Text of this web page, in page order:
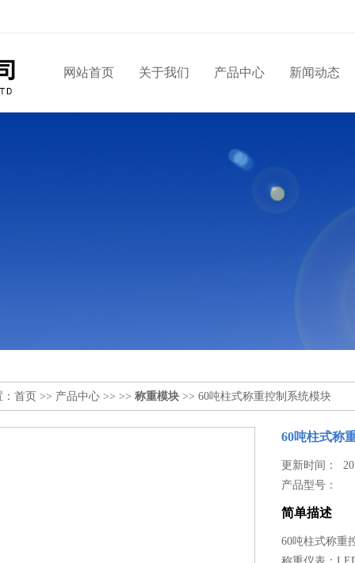
网站首页 关于我们 产品中心 新闻动态
首页 >> 产品中心 >> >> 称重模块 >> 60吨柱式称重控制系统模块
60吨柱式称
更新时间：
产品型号：
简单描述
60吨柱式称重